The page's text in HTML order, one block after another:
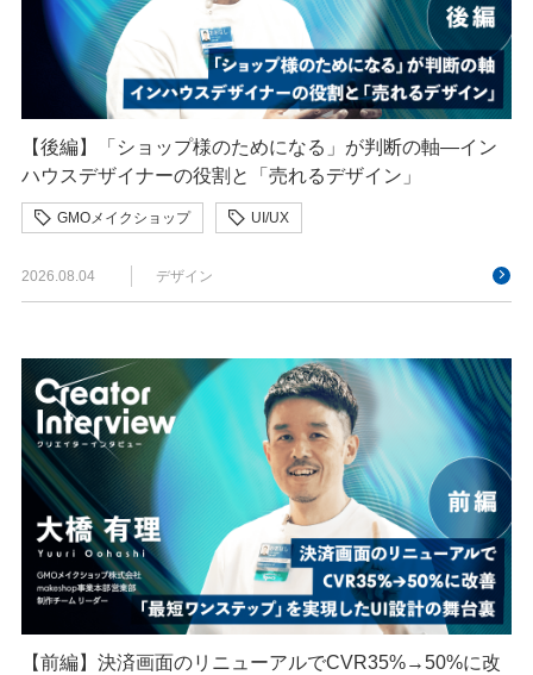
【後編】「ショップ様のためになる」が判断の軸―イン
ハウスデザイナーの役割と「売れるデザイン」
GMOメイクショップ
UI/UX
2026.08.04
デザイン
【前編】決済画面のリニューアルでCVR35%→50%に改